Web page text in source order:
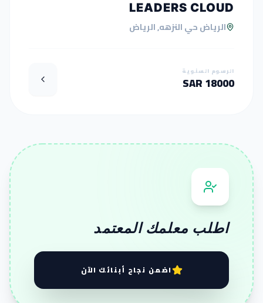
LEADERS CLOUD
الرياض حي النزهه, الرياض
الرسوم السنوية
18000 SAR
اطلب معلمك المعتمد
اضمن نجاح أبنائك الآن